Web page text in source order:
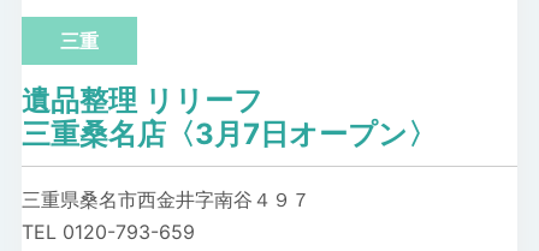
三重
遺品整理 リリーフ
三重桑名店〈3月7日オープン〉
三重県桑名市西金井字南谷４９７
TEL 0120-793-659